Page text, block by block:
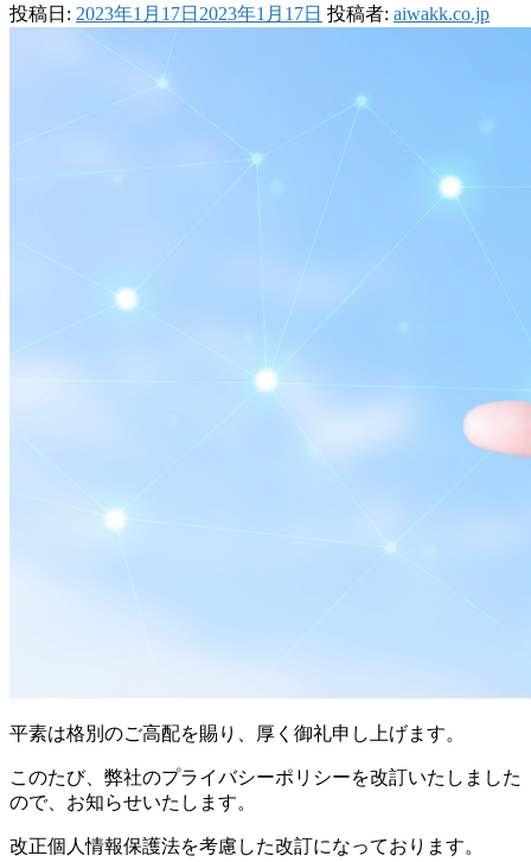
投稿日: 2023年1月17日 2023年1月17日 投稿者: aiwakk.co.jp
平素は格別のご高配を賜り、厚く御礼申し上げます。
このたび、弊社のプライバシーポリシーを改訂いたしました
ので、お知らせいたします。
改正個人情報保護法を考慮した改訂になっております。